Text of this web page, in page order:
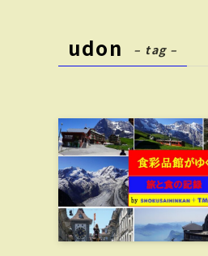
udon – tag –